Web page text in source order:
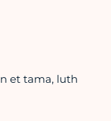
et tama, luth